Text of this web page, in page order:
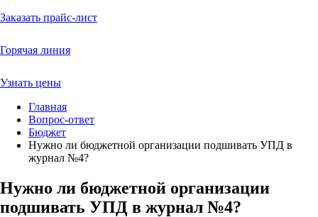
Заказать прайс-лист
Горячая линия
Узнать цены
Главная
Вопрос-ответ
Бюджет
Нужно ли бюджетной организации подшивать УПД в
журнал №4?
Нужно ли бюджетной организации
подшивать УПД в журнал №4?